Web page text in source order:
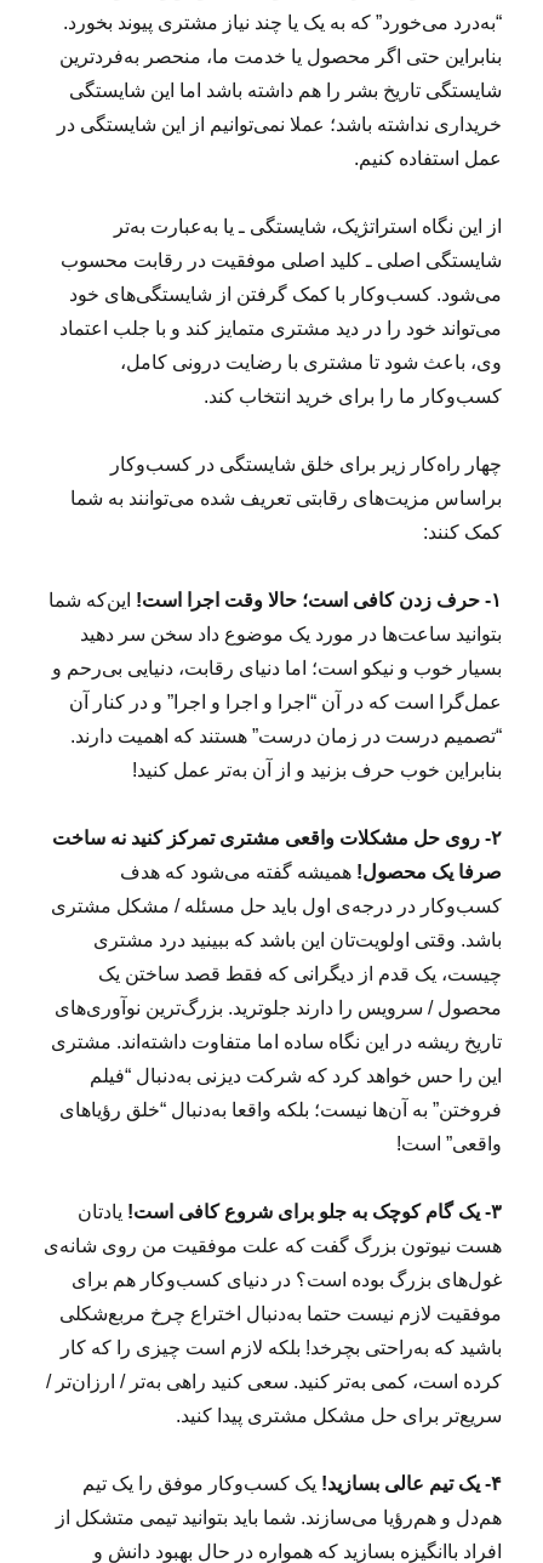
“به‌درد می‌خورد” که به یک یا چند نیاز مشتری پیوند بخورد.
بنابراین حتی اگر محصول یا خدمت ما، منحصر به‌فردترین
شایستگی تاریخ بشر را هم داشته باشد اما این شایستگی
خریداری نداشته باشد؛ عملا نمی‌توانیم از این شایستگی در
عمل استفاده کنیم.
از این نگاه استراتژیک، شایستگی ـ یا به‌عبارت به‌تر
شایستگی اصلی ـ کلید اصلی موفقیت در رقابت محسوب
می‌شود. کسب‌وکار با کمک گرفتن از شایستگی‌های‌ خود
می‌تواند خود را در دید مشتری متمایز کند و با جلب اعتماد
وی، باعث شود تا مشتری با رضایت درونی کامل،
کسب‌وکار ما را برای خرید انتخاب کند.
چهار راه‌کار زیر برای خلق شایستگی در کسب‌وکار
براساس مزیت‌های رقابتی تعریف شده می‌توانند به شما
کمک کنند:
۱- حرف زدن کافی است؛ حالا وقت اجرا است!
این‌که شما
بتوانید ساعت‌ها در مورد یک موضوع داد سخن سر دهید
بسیار خوب و نیکو است؛ اما دنیای رقابت، دنیایی بی‌رحم و
عمل‌گرا است که در آن “اجرا و اجرا و اجرا” و در کنار آن
“تصمیم درست در زمان درست” هستند که اهمیت دارند.
بنابراین خوب حرف بزنید و از آن به‌تر عمل کنید!
۲- روی حل مشکلات واقعی مشتری تمرکز کنید نه ساخت
صرفا یک محصول! همیشه گفته می‌شود که هدف
کسب‌وکار در درجه‌ی اول باید حل مسئله / مشکل مشتری
باشد. وقتی اولویت‌تان این باشد که ببینید درد مشتری
چیست، یک قدم از دیگرانی که فقط قصد ساختن یک
محصول / سرویس را دارند جلوترید. بزرگ‌ترین نوآوری‌های
تاریخ ریشه در این نگاه ساده اما متفاوت داشته‌اند. مشتری
این را حس خواهد کرد که شرکت دیزنی به‌دنبال “فیلم
فروختن” به آن‌ها نیست؛ بلکه واقعا به‌دنبال “خلق رؤیاهای
واقعی” است!
۳- یک گام کوچک به جلو برای شروع کافی است!
یادتان
هست نیوتون بزرگ گفت که علت موفقیت من روی شانه‌ی
غول‌های بزرگ بوده است؟ در دنیای کسب‌وکار هم برای
موفقیت لازم نیست حتما به‌دنبال اختراع چرخ مربع‌شکلی
باشید که به‌راحتی بچرخد! بلکه لازم است چیزی را که کار
کرده است، کمی به‌تر کنید. سعی کنید راهی به‌تر / ارزان‌تر /
سریع‌تر برای حل مشکل مشتری پیدا کنید.
۴- یک تیم عالی بسازید!
یک کسب‌وکار موفق را یک تیم
هم‌دل و هم‌رؤیا می‌سازند. شما باید بتوانید تیمی متشکل از
افراد باانگیزه بسازید که همواره در حال بهبود دانش و